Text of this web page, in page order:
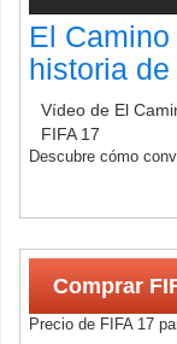
El
historia de
Vídeo de El
FIFA 17
Descubre cómo
Comprar
Precio de FIFA 17